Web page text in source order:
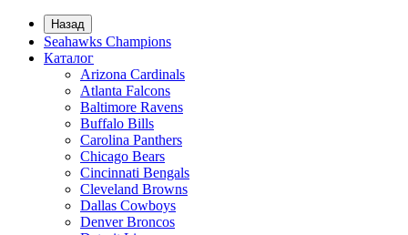
Назад
Seahawks Champions
Каталог
Arizona Cardinals
Atlanta Falcons
Baltimore Ravens
Buffalo Bills
Carolina Panthers
Chicago Bears
Cincinnati Bengals
Cleveland Browns
Dallas Cowboys
Denver Broncos